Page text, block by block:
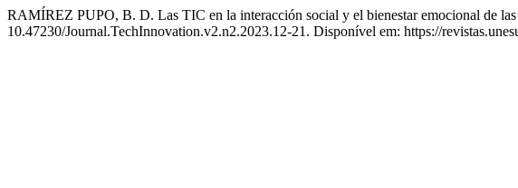
RAMÍREZ PUPO, B. D. Las TIC en la interacción social y el bienestar emocional de las
10.47230/Journal.TechInnovation.v2.n2.2023.12-21. Disponível em: https://